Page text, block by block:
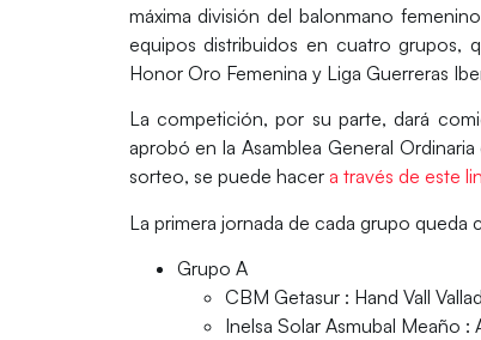
máxima división del balonmano
equipos distribuidos en cuatro grupos,
Honor Oro Femenina y Liga Guerreras
La competición, por su parte, dará
aprobó en la Asamblea General Ordinaria
sorteo, se puede hacer a través de este
La primera jornada de cada grupo queda
Grupo A
CBM Getasur : Hand Vall
Inelsa Solar Asmubal Meaño :